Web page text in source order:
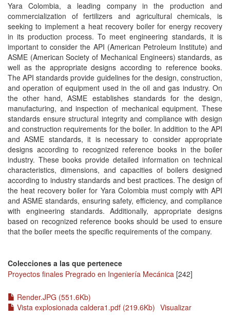
Yara Colombia, a leading company in the production and
commercialization of fertilizers and agricultural chemicals, is
seeking to implement a heat recovery boiler for energy recovery
in its production process. To meet engineering standards, it is
important to consider the API (American Petroleum Institute) and
ASME (American Society of Mechanical Engineers) standards, as
well as the appropriate designs according to reference books.
The API standards provide guidelines for the design, construction,
and operation of equipment used in the oil and gas industry. On
the other hand, ASME establishes standards for the design,
manufacturing, and inspection of mechanical equipment. These
standards ensure structural integrity and compliance with design
and construction requirements for the boiler. In addition to the API
and ASME standards, it is necessary to consider appropriate
designs according to recognized reference books in the boiler
industry. These books provide detailed information on technical
characteristics, dimensions, and capacities of boilers designed
according to industry standards and best practices. The design of
the heat recovery boiler for Yara Colombia must comply with API
and ASME standards, ensuring safety, efficiency, and compliance
with engineering standards. Additionally, appropriate designs
based on recognized reference books should be used to ensure
that the boiler meets the specific requirements of the company.
Colecciones a las que pertenece
Proyectos finales Pregrado en Ingeniería Mecánica [242]
Render.JPG (551.6Kb)
Vista explosionada caldera1.pdf (219.6Kb) Visualizar